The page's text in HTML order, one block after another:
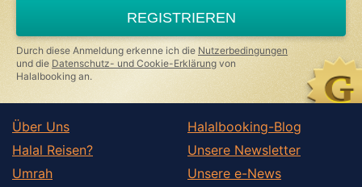
ignore
this
field
REGISTRIEREN
Durch diese Anmeldung erkenne ich die Nutzerbedingungen
und die Datenschutz- und Cookie-Erklärung von
Halalbooking an.
Über Uns
Halal Reisen?
Umrah
Halalbooking-Blog
Unsere Newsletter
Unsere e-News